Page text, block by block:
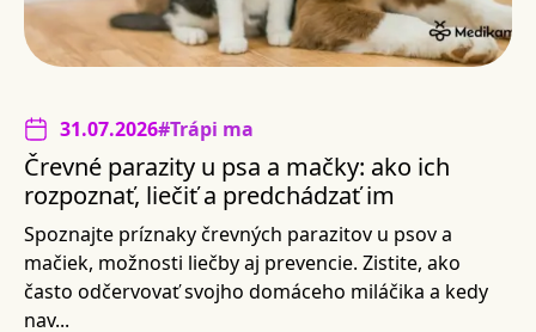
31.07.2026#Trápi ma
Črevné parazity u psa a mačky: ako ich
rozpoznať, liečiť a predchádzať im
Spoznajte príznaky črevných parazitov u psov a
mačiek, možnosti liečby aj prevencie. Zistite, ako
často odčervovať svojho domáceho miláčika a kedy
nav...